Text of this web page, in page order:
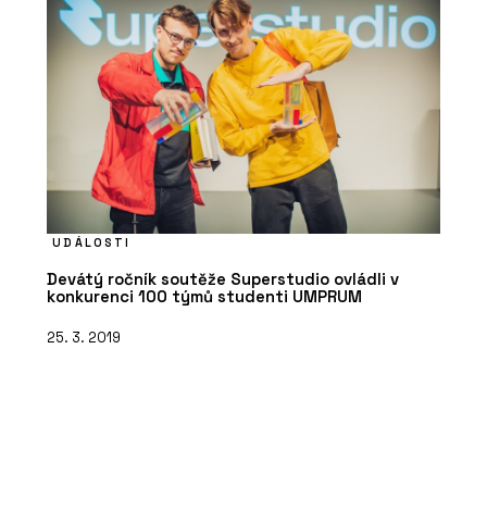
UDÁLOSTI
Devátý ročník soutěže Superstudio ovládli v
konkurenci 100 týmů studenti UMPRUM
25. 3. 2019